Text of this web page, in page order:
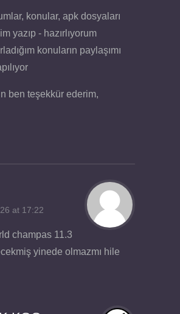
konular, apk dosyaları
yazıp - hazırlıyorum
konuların paylaşımı
ben teşekkür ederim,
at 17:22
champas 11.3
yinede olmazmı hile